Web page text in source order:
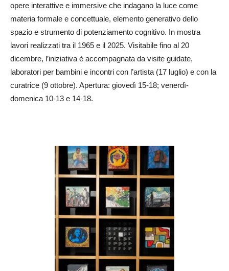
opere interattive e immersive che indagano la luce come
materia formale e concettuale, elemento generativo dello
spazio e strumento di potenziamento cognitivo. In mostra
lavori realizzati tra il 1965 e il 2025. Visitabile fino al 20
dicembre, l’iniziativa è accompagnata da visite guidate,
laboratori per bambini e incontri con l’artista (17 luglio) e con la
curatrice (9 ottobre). Apertura: giovedì 15-18; venerdì-
domenica 10-13 e 14-18.